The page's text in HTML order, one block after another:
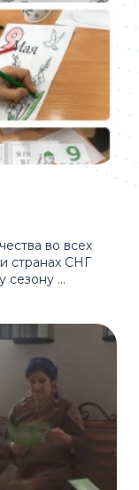
во всех
странах СНГ
сезону ...